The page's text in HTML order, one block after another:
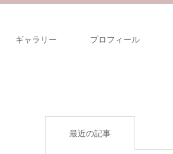
ギャラリー プロフィール
最近の記事